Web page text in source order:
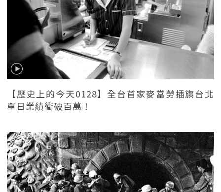
【歷史上的今天0128】全台首家麥當勞插旗台北
單日業績衝破百萬！